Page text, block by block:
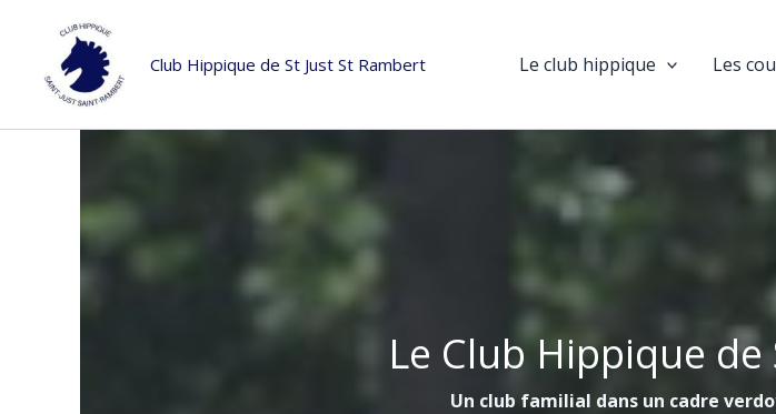
contenu
Club Hippique de St Just St Rambert Le club hippique Les
Le Club Hippique de
Un club familial dans un cadre